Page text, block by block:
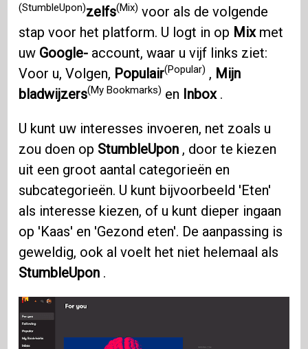
(StumbleUpon)zelfs(Mix) voor als de volgende
stap voor het platform. U logt in op Mixmet
uw Google- account, waar u vijf links ziet:
Voor u, Volgen, Populair(Popular) , Mijn
bladwijzers(My Bookmarks) en Inbox.
U kunt uw interesses invoeren, net zoals u
zou doen op StumbleUpon , door te kiezen
uit een groot aantal categorieën en
subcategorieën. U kunt bijvoorbeeld 'Eten'
als interesse kiezen, of u kunt dieper ingaan
op 'Kaas' en 'Gezond eten'. De aanpassing is
geweldig, ook al voelt het niet helemaal als
StumbleUpon .